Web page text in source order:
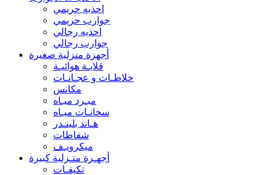
احذيه حريمي
جوارب حريمي
احذيه رجالي
جوارب رجالي
أجهزة منزلية صغيرة
قلايـة هوائيـة
خلاطـات و عجـانـات
مكانس
مبـرد ميـاه
سخانـات ميـاه
هـاند بلينـدر
شفاطات
ميكرويـف
أجهـزة منـزلية كبيرة
تكيفـات